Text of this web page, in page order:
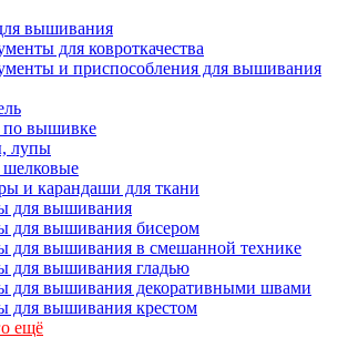
вышивания
для ковроткачества
и приспособления для вышивания
вышивке
лупы
и карандаши для ткани
для вышивания
для вышивания бисером
для вышивания в смешанной технике
для вышивания гладью
для вышивания декоративными швами
для вышивания крестом
ещё